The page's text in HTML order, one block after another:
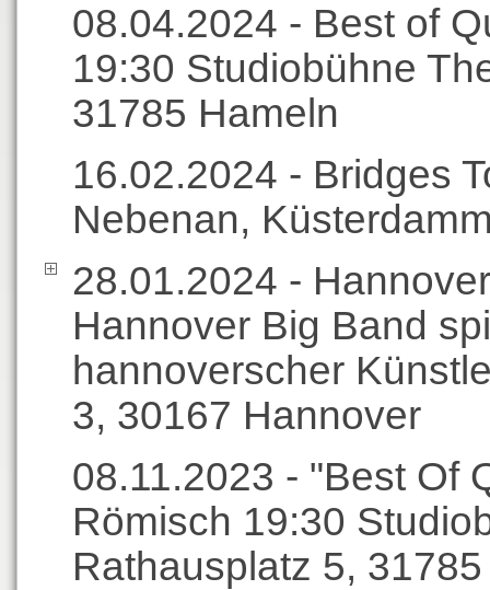
08.04.2024 - Best of
19:30 Studiobühne
31785 Hameln
16.02.2024 - Bridges
Nebenan,
28.01.2024 -
Hannover Big Band
hannoverscher
3, 30167 Hannover
08.11.2023 - "Best Of
Römisch 19:30
Rathausplatz 5,